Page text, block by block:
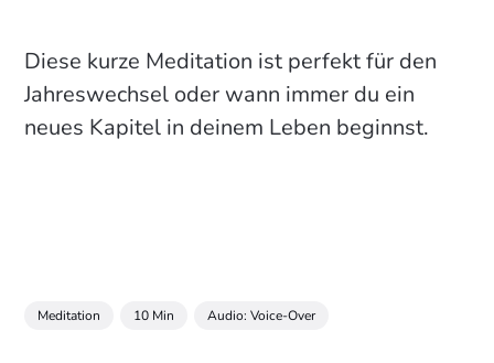
Diese kurze Meditation ist perfekt für den
Jahreswechsel oder wann immer du ein
neues Kapitel in deinem Leben beginnst.
Meditation 10 Min Audio: Voice-Over